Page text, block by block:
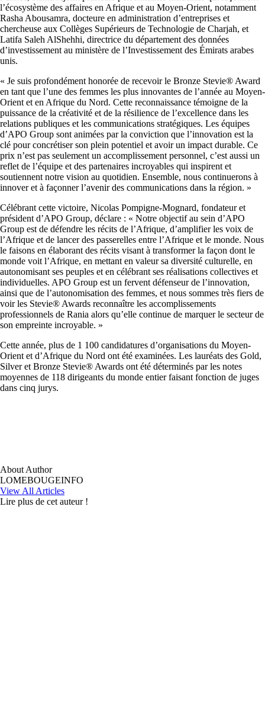
l’écosystème des affaires en Afrique et au Moyen-Orient, notamment
Rasha Abousamra, docteure en administration d’entreprises et
chercheuse aux Collèges Supérieurs de Technologie de Charjah, et
Latifa Saleh AlShehhi, directrice du département des données
d’investissement au ministère de l’Investissement des Émirats arabes
unis.
« Je suis profondément honorée de recevoir le Bronze Stevie® Award
en tant que l’une des femmes les plus innovantes de l’année au Moyen-
Orient et en Afrique du Nord. Cette reconnaissance témoigne de la
puissance de la créativité et de la résilience de l’excellence dans les
relations publiques et les communications stratégiques. Les équipes
d’APO Group sont animées par la conviction que l’innovation est la
clé pour concrétiser son plein potentiel et avoir un impact durable. Ce
prix n’est pas seulement un accomplissement personnel, c’est aussi un
reflet de l’équipe et des partenaires incroyables qui inspirent et
soutiennent notre vision au quotidien. Ensemble, nous continuerons à
innover et à façonner l’avenir des communications dans la région. »
Célébrant cette victoire, Nicolas Pompigne-Mognard, fondateur et
président d’APO Group, déclare : « Notre objectif au sein d’APO
Group est de défendre les récits de l’Afrique, d’amplifier les voix de
l’Afrique et de lancer des passerelles entre l’Afrique et le monde. Nous
le faisons en élaborant des récits visant à transformer la façon dont le
monde voit l’Afrique, en mettant en valeur sa diversité culturelle, en
autonomisant ses peuples et en célébrant ses réalisations collectives et
individuelles. APO Group est un fervent défenseur de l’innovation,
ainsi que de l’autonomisation des femmes, et nous sommes très fiers de
voir les Stevie® Awards reconnaître les accomplissements
professionnels de Rania alors qu’elle continue de marquer le secteur de
son empreinte incroyable. »
Cette année, plus de 1 100 candidatures d’organisations du Moyen-
Orient et d’Afrique du Nord ont été examinées. Les lauréats des Gold,
Silver et Bronze Stevie® Awards ont été déterminés par les notes
moyennes de 118 dirigeants du monde entier faisant fonction de juges
dans cinq jurys.
About Author
LOMEBOUGEINFO
View All Articles
Lire plus de cet auteur !